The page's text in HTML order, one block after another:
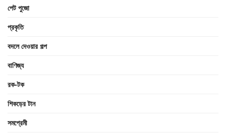
পেট পুজো
প্রকৃতি
বদলে দেওয়ার গল্প
বাণিজ্য
রক-টক
শিকড়ের টান
সমপ্রেমী